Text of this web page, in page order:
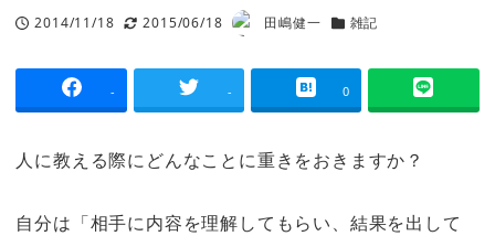
投稿日
2014/11/18
更新日
2015/06/18
著
田嶋健一
カテゴリー
雑記
- - 0
人に教える際にどんなことに重きをおきますか？
自分は「相手に内容を理解してもらい、結果を出して